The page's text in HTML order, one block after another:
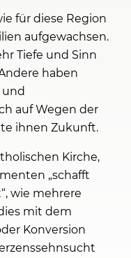
für diese Region
aufgewachsen.
Tiefe und Sinn
haben
und
auf Wegen der
ihnen Zukunft.
Kirche,
„schafft
wie mehrere
mit dem
Konversion